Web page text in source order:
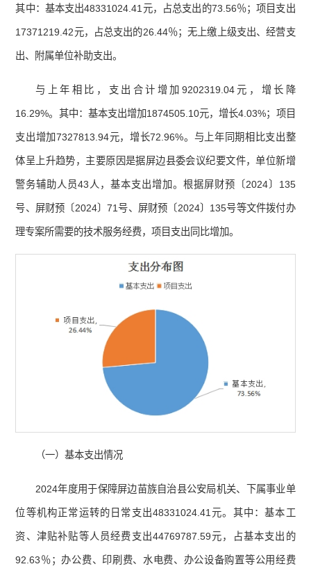
其中：基本支出48331024.41元，占总支出的73.56％；项目支出
17371219.42元，占总支出的26.44％；无上缴上级支出、经营支
出、附属单位补助支出。
与上年相比，支出合计增加9202319.04元，增长降
16.29%。其中：基本支出增加1874505.10元，增长4.03%；项目
支出增加7327813.94元，增长72.96%。与上年同期相比支出整
体呈上升趋势，主要原因是据屏边县委会议纪要文件，单位新增
警务辅助人员43人，基本支出增加。根据屏财预〔2024〕135
号、屏财预〔2024〕71号、屏财预〔2024〕135号等文件拨付办
理专案所需要的技术服务经费，项目支出同比增加。
（一）基本支出情况
2024年度用于保障屏边苗族自治县公安局机关、下属事业单
位等机构正常运转的日常支出48331024.41元。其中：基本工
资、津贴补贴等人员经费支出44769787.59元，占基本支出的
92.63％；办公费、印刷费、水电费、办公设备购置等公用经费